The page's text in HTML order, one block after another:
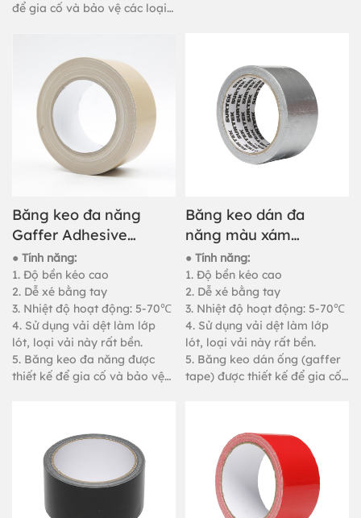
để gia cố và bảo vệ các loại
nối thảm và dán cố định.
Băng keo đa năng
Gaffer Adhesive
Masking Tape dùng
để đóng gói
● Tính năng:
1. Độ bền kéo cao
2. Dễ xé bằng tay
3. Nhiệt độ hoạt động: 5-70℃
4. Sử dụng vải dệt làm lớp
lót, loại vải này rất bền.
5. Băng keo đa năng được
thiết kế để gia cố và bảo vệ
Băng keo dán đa
năng màu xám
25mm dùng cho
dây điện.
● Tính năng:
1. Độ bền kéo cao
2. Dễ xé bằng tay
3. Nhiệt độ hoạt động: 5-70℃
4. Sử dụng vải dệt làm lớp
lót, loại vải này rất bền.
5. Băng keo dán ống (gaffer
tape) được thiết kế để gia cố
cố định.